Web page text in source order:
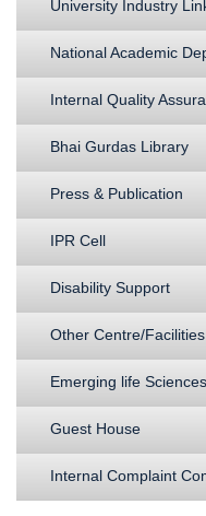
University Industry
National Academic
Internal Quality
Bhai Gurdas Library
Press & Publication
IPR Cell
Disability Support
Other Centre/Facilities
Emerging life Sciences
Guest House
Internal Complaint